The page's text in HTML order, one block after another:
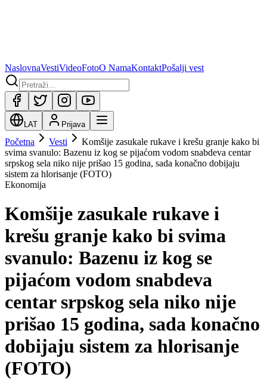
NaslovnaVestiVideoFotoO NamaKontaktPošalji vest
LAT Prijava
Početna Vesti
Komšije zasukale rukave i krešu granje kako bi
svima svanulo: Bazenu iz kog se pijaćom vodom snabdeva centar
srpskog sela niko nije prišao 15 godina, sada konačno dobijaju
sistem za hlorisanje (FOTO)
Ekonomija
Komšije zasukale rukave i
krešu granje kako bi svima
svanulo: Bazenu iz kog se
pijaćom vodom snabdeva
centar srpskog sela niko nije
prišao 15 godina, sada konačno
dobijaju sistem za hlorisanje
(FOTO)